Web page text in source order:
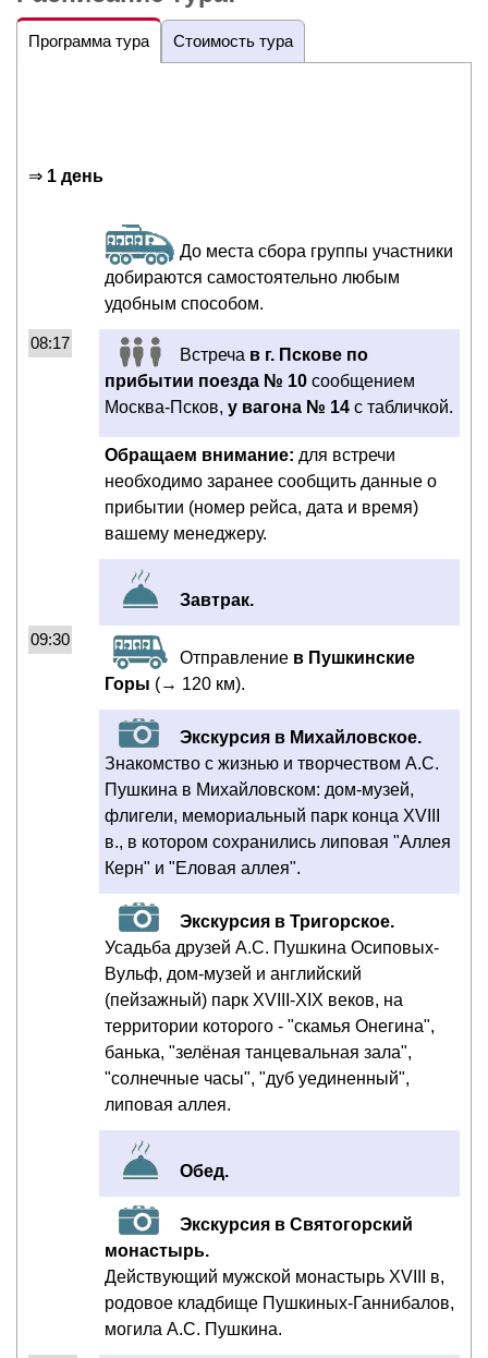
Программа тура Стоимость тура
⇒ 1 день
До места сбора группы участники
добираются самостоятельно любым
удобным способом.
08:17
Встреча в г. Пскове по
прибытии поезда № 10 сообщением
Москва-Псков, у вагона № 14 с табличкой.
Обращаем внимание: для встречи
необходимо заранее сообщить данные о
прибытии (номер рейса, дата и время)
вашему менеджеру.
Завтрак.
09:30
Отправление в Пушкинские
Горы (→ 120 км).
Экскурсия в Михайловское.
Знакомство с жизнью и творчеством А.С.
Пушкина в Михайловском: дом-музей,
флигели, мемориальный парк конца XVIII
в., в котором сохранились липовая "Аллея
Керн" и "Еловая аллея".
Экскурсия в Тригорское.
Усадьба друзей А.С. Пушкина Осиповых-
Вульф, дом-музей и английский
(пейзажный) парк XVIII-XIX веков, на
территории которого - "скамья Онегина",
банька, "зелёная танцевальная зала",
"солнечные часы", "дуб уединенный",
липовая аллея.
Обед.
Экскурсия в Святогорский
монастырь.
Действующий мужской монастырь XVIII в,
родовое кладбище Пушкиных-Ганнибалов,
могила А.С. Пушкина.